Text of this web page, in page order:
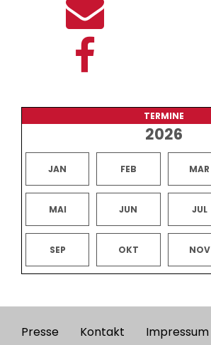
TERMINE
2026
JAN FEB MAR
MAI JUN JUL
SEP OKT NOV
Presse Kontakt Impressum